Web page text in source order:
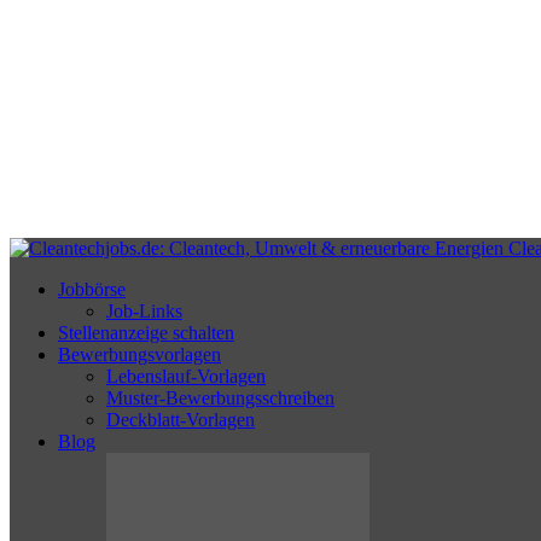
Jobbörse
Job-Links
Stellenanzeige schalten
Bewerbungsvorlagen
Lebenslauf-Vorlagen
Muster-Bewerbungsschreiben
Deckblatt-Vorlagen
Blog